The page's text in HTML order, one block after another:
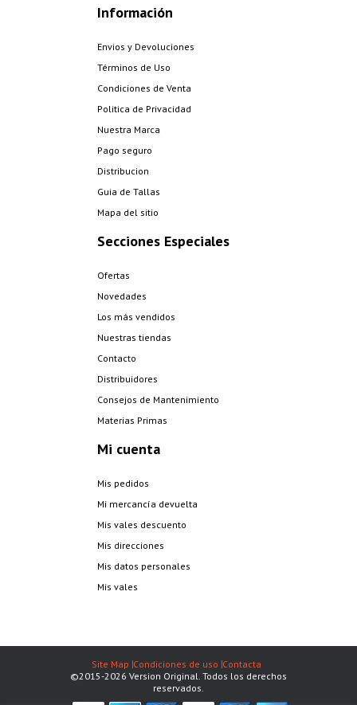
Información
Envios y Devoluciones
Términos de Uso
Condiciones de Venta
Politica de Privacidad
Nuestra Marca
Pago seguro
Distribucion
Guia de Tallas
Mapa del sitio
Secciones Especiales
Ofertas
Novedades
Los más vendidos
Nuestras tiendas
Contacto
Distribuidores
Consejos de Mantenimiento
Materias Primas
Mi cuenta
Mis pedidos
Mi mercancía devuelta
Mis vales descuento
Mis direcciones
Mis datos personales
Mis vales
Site Map Condiciones de uso Contacta
©2015-2026 Version Original. Todos los derechos
reservados.